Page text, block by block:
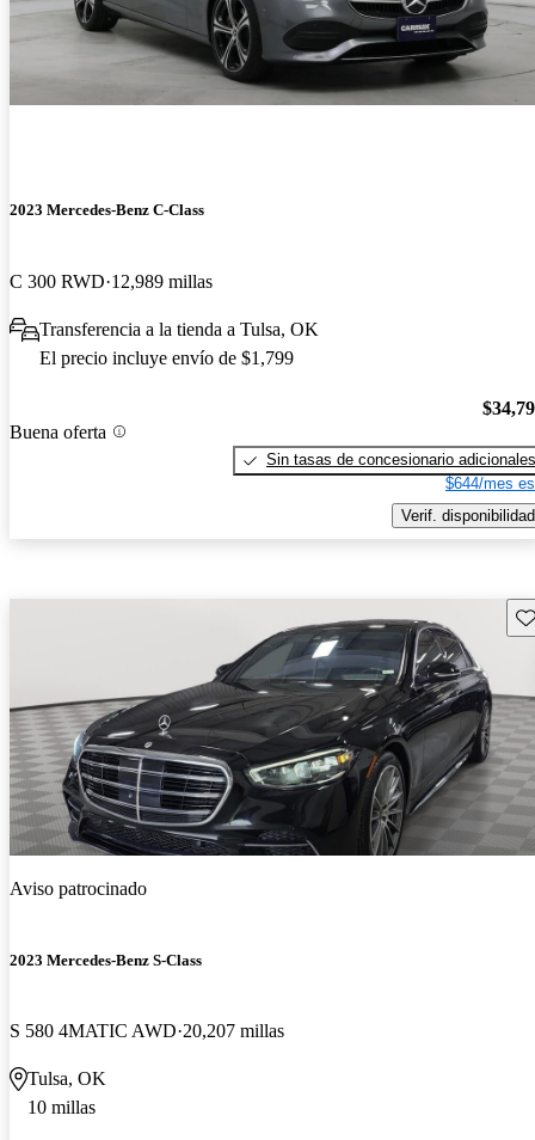
2023 Mercedes-Benz C-Class
C 300 RWD 12,989 millas
Transferencia a la tienda a Tulsa, OK
El precio incluye envío de $1,799
Buena oferta
Sin tasas de concesionario adicionales
$644/mes
Verif. disponibilidad
Aviso patrocinado
2023 Mercedes-Benz S-Class
S 580 4MATIC AWD 20,207 millas
Tulsa, OK
10 millas